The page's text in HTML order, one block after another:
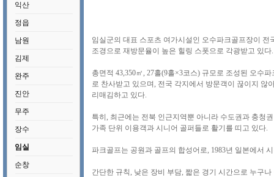
익산
정읍
남원
김제
완주
진안
무주
장수
임실
순창
임실군의 대표 스포츠 여가시설인 오수파크골프장이
조경으로 재방문율이 높은 힐링 스폿으로 각광받고 있다.
총면적 43,350㎡, 27홀(9홀×3코스) 규모로 조성된 오수
로 찬사받고 있으며, 전국 각지에서 방문객이 끊이지 않
리매김하고 있다.
특히, 최근에는 전북 인근지역뿐 아니라 수도권과 충청
가족 단위 이용객과 시니어 골퍼들로 활기를 띠고 있다.
파크골프는 공원과 골프의 합성어로, 1983년 일본에서
간단한 규칙, 낮은 장비 부담, 짧은 경기 시간으로 누구